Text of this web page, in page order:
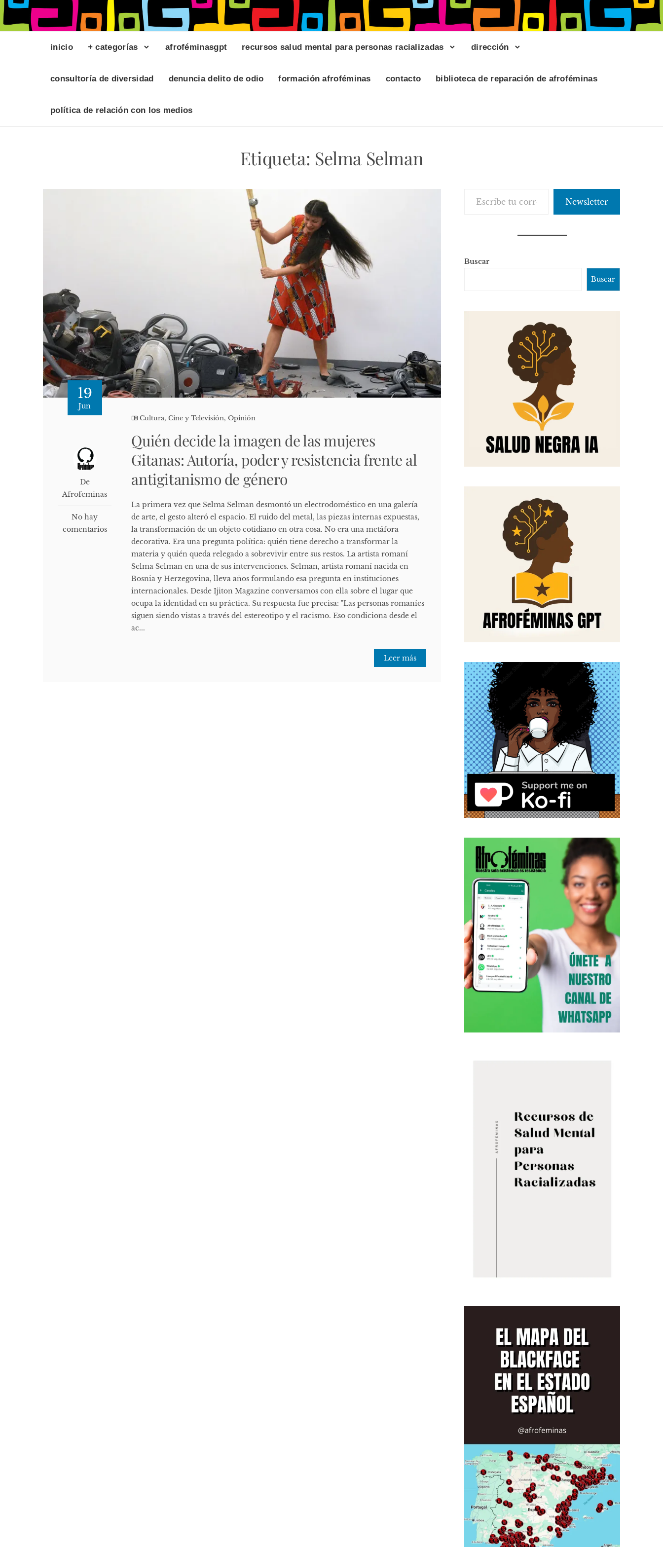
inicio + categorías afroféminasgpt recursos salud mental para personas racializadas dirección
consultoría de diversidad denuncia delito de odio formación afroféminas contacto biblioteca de reparación de afroféminas
política de relación con los medios
Etiqueta: Selma Selman
19
Jun
De
Afrofeminas
No hay
comentarios
Cultura, Cine y Televisión,Opinión
Quién decide la imagen de las mujeres
Gitanas: Autoría, poder y resistencia frente al
antigitanismo de género
La primera vez que Selma Selman desmontó un electrodoméstico en una galería
de arte, el gesto alteró el espacio. El ruido del metal, las piezas internas expuestas,
la transformación de un objeto cotidiano en otra cosa. No era una metáfora
decorativa. Era una pregunta política: quién tiene derecho a transformar la
materia y quién queda relegado a sobrevivir entre sus restos. La artista romaní
Selma Selman en una de sus intervenciones. Selman, artista romaní nacida en
Bosnia y Herzegovina, lleva años formulando esa pregunta en instituciones
internacionales. Desde Ijiton Magazine conversamos con ella sobre el lugar que
ocupa la identidad en su práctica. Su respuesta fue precisa: "Las personas romaníes
siguen siendo vistas a través del estereotipo y el racismo. Eso condiciona desde el
ac...
Leer más
Newsletter
Buscar
Buscar